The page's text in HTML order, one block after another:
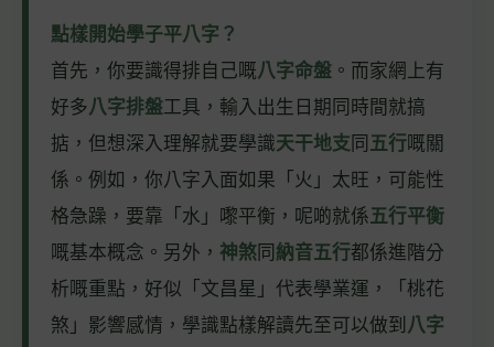
點樣開始學子平八字？
首先，你要識得排自己嘅八字命盤 。而家網上有
好多八字排盤工具，輸入出生日期同時間就搞
掂，但想深入理解就要學識天干地支 同 五行嘅關
係。例如，你八字入面如果「火」太旺，可能性
格急躁，要靠「水」嚟平衡，呢啲就係五行平衡
嘅基本概念。另外， 神煞 同 納音五行都係進階分
析嘅重點，好似「文昌星」代表學業運，「桃花
煞」影響感情，學識點樣解讀先至可以做到 八字